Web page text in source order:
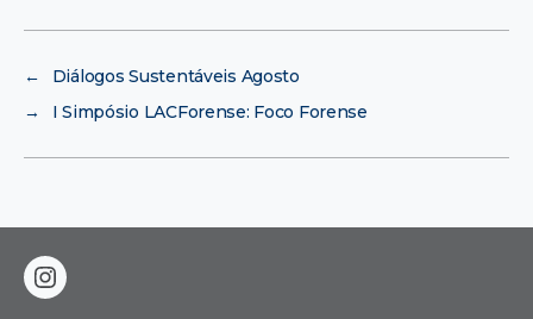
←
Diálogos Sustentáveis Agosto
→
I Simpósio LACForense: Foco Forense
instagram